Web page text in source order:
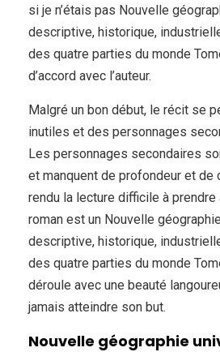
si je n’étais pas Nouvelle
descriptive, historique,
des quatre parties du monde
d’accord avec l’auteur.
Malgré un bon début, le récit se
inutiles et des personnages
Les personnages secondaires
et manquent de profondeur et de
rendu la lecture difficile à prendre
roman est un Nouvelle
descriptive, historique,
des quatre parties du monde
déroule avec une beauté
jamais atteindre son but.
Nouvelle géographie